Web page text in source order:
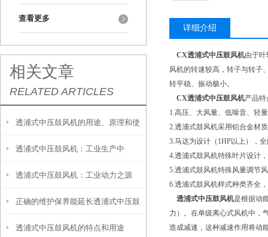
查看更多
相关文章
RELATED ARTICLES
透浦式中压鼓风机的用途、原理和使
用方法
透浦式中压鼓风机：工业生产中
的“动力之源”
透浦式中压鼓风机：工业动力之源
正确的维护保养能延长透浦式中压鼓
风机使用寿命
透浦式中压鼓风机的特点和用途
详细介绍
CX透浦式中压鼓风机由于叶
风机的转速较高，转子与转子
转平稳、振动极小。
CX透浦式中压鼓风机产品特
1.高压、大风量、低噪音、轻
2.透浦式鼓风机采用铝合金材
3.马达为设计（1HP以上），
4.透浦式鼓风机特殊叶片设计
5.透浦式鼓风机特殊风量调节
6.透浦式鼓风机样式种类齐全
透浦式中压鼓风机是根据动
力）。在单级离心式风机中，
造成减速，这种减速作用将动